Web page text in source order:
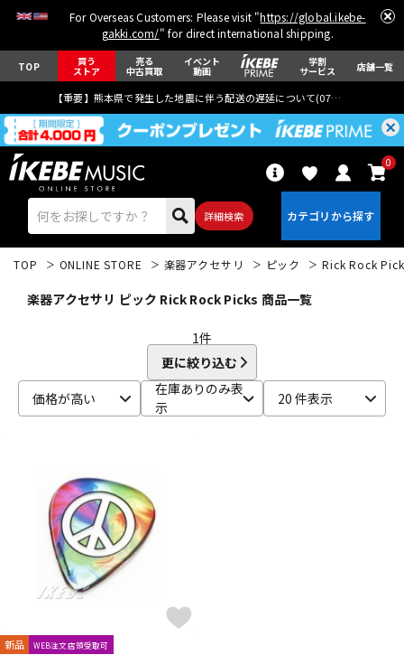
For Overseas Customers: Please visit "https://global.ikebe-
gakki.com/" for direct international shipping.
TOP 買う
ストア
売る
中古買取
イベント
動画
学割
サービス 店舗一覧
【重要】熊本県で発生した地震に伴う配送の遅延について(07月29日
詳細検索
0
ドラム
キーボード
TOP ONLINE STORE 楽器アクセサリ ピック Rick Rock
楽器アクセサリ ピック Rick Rock Picks 商品一覧
1件
更に絞り込む
価格が高い
在庫ありのみ表
示
20 件表示
新品 WEB注文店頭受取可